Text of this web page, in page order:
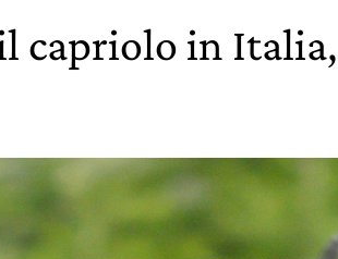
il capriolo in